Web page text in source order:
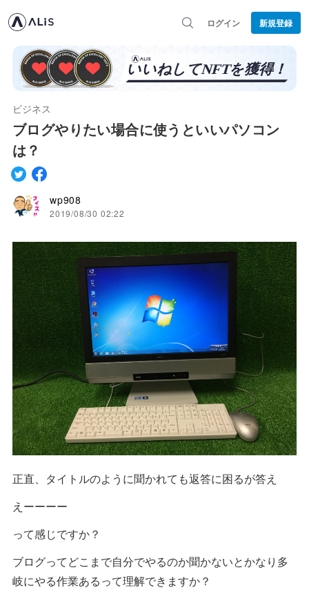
ログイン 新規登録
ビジネス
ブログやりたい場合に使うといいパソコン
は？
wp908
2019/08/30 02:22
正直、タイトルのように聞かれても返答に困るが答え
えーーーー
って感じですか？
ブログってどこまで自分でやるのか聞かないとかなり多
岐にやる作業あるって理解できますか？